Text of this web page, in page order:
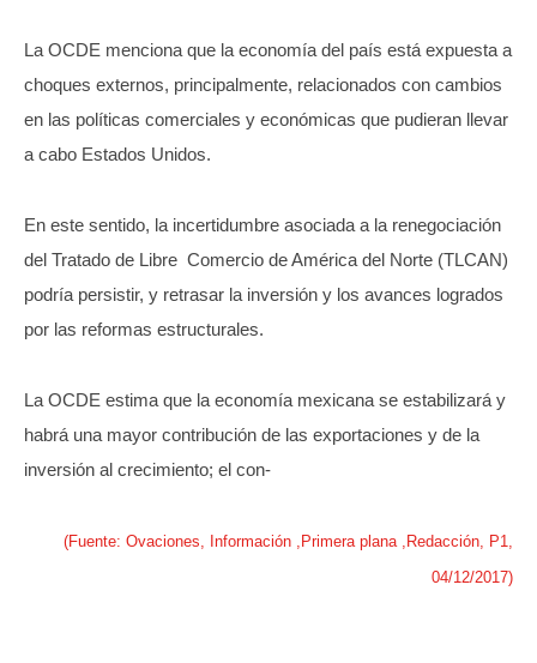
La OCDE menciona que la economía del país está expuesta a
choques externos, principalmente, relacionados con cambios
en las políticas comerciales y económicas que pudieran llevar
a cabo Estados Unidos.
En este sentido, la incertidumbre asociada a la renegociación
del Tratado de Libre Comercio de América del Norte (TLCAN)
podría persistir, y retrasar la inversión y los avances logrados
por las reformas estructurales.
La OCDE estima que la economía mexicana se estabilizará y
habrá una mayor contribución de las exportaciones y de la
inversión al crecimiento; el con-
(Fuente: Ovaciones, Información ,Primera plana ,Redacción, P1,
04/12/2017)